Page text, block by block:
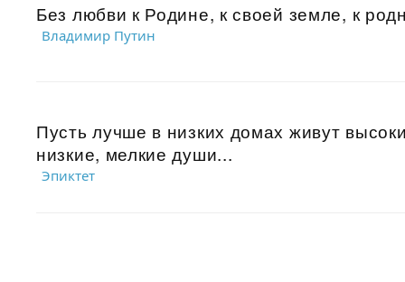
Без любви к Родине, к своей земле, к
Владимир Путин
Пусть лучше в низких домах живут
низкие, мелкие души...
Эпиктет